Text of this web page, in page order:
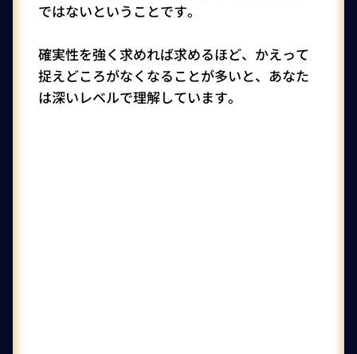
ではないということです。
確実性を強く求めれば求めるほど、かえって
捉えどころがなくなることが多いと、あなた
は深いレベルで理解しています。